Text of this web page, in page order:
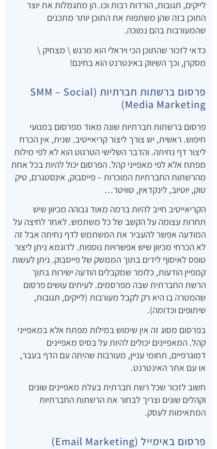
לייקים, תגובות, הורדות רבות וכו. הן מתגמלות את יוצר
התוכן בזה שהן משתפות את התוכן יותר מתכנים
שהמעורבות בהם נמוכה.
כדאי לזכור שהתוכן הכי ויראלי הוא מרגש \ מצחיק \
מסקרן, וכך השיווק באינטרנט הוא בחינם!
פרסום ברשתות חברתיות (SMM – Social
Media Marketing)
פרסום ברשתות חברתיות שונה מאוד מפרסום במנועי
חיפוש. ראשית, יש צורך ליצור קריאייטיב. שנית, אין הכרח
ליצור דף נחיתה. והדבר השלישי הטרגוט הוא לא לפי מילות
מפתח אלא לפי מאפייני קהל. הפרסום יכול להיות בכל אחת
מהרשתות החברתיות המוכרות – פייסבוק, אינסטגרם, טיק
טוק, יוטיוב, לינקדאין, טוויטר…
הקריאייטיב חייב להיות ברמה מאוד גבוהה מכיוון שיש
תחרות עצומה על הקשב של כל משתמש. לאחר לחיצה על
המודעה אפשר להעביר את המשתמש לדף נחיתה אבל זה
לא הכרחי מכיוון שיש אפשרויות נוספות. לדוגמא ניתן ליצור
טופס לאיסוף לידים בתוך הממשק של פייסבוק. ניתן לעשות
קמפיין הודעות, כלומר שמקבלים הודעה ישירות בתוך
הרשת החברתית שבה מפרסמים. לעיתים עושים פרסום
שהמטרה בו היא רק לקבל מעורבות (לייקים, תגובות,
שיתופים וכדומה).
בפרסום מסוג זה אין שימוש במילות מפתח אלא במאפייני
קהל. המאפיינים יכולים להיות על בסיס מאפיינים
דמוגרפיים, תחומי עניין, מעורבות שהיתה עם הדף בעבר,
או עם אתר האינטרנט.
חשוב לזכור שכל רשת חברתית בעלת מאפיינים שונים
וקהלים שונים וצריך לבחור את הרשתות החברתיות
המתאימות לעסק.
פרסום באימייל (Email Marketing)